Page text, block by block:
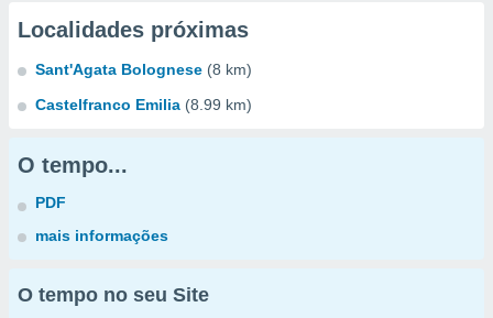
Localidades próximas
Sant'Agata Bolognese (8 km)
Castelfranco Emilia (8.99 km)
O tempo...
PDF
mais informações
O tempo no seu Site